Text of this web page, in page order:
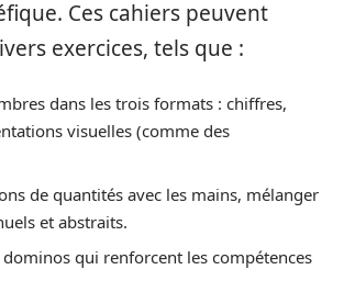
Ces cahiers peuvent
exercices, tels que :
dans les trois formats : chiffres,
visuelles (comme des
de quantités avec les mains, mélanger
et abstraits.
dominos qui renforcent les compétences